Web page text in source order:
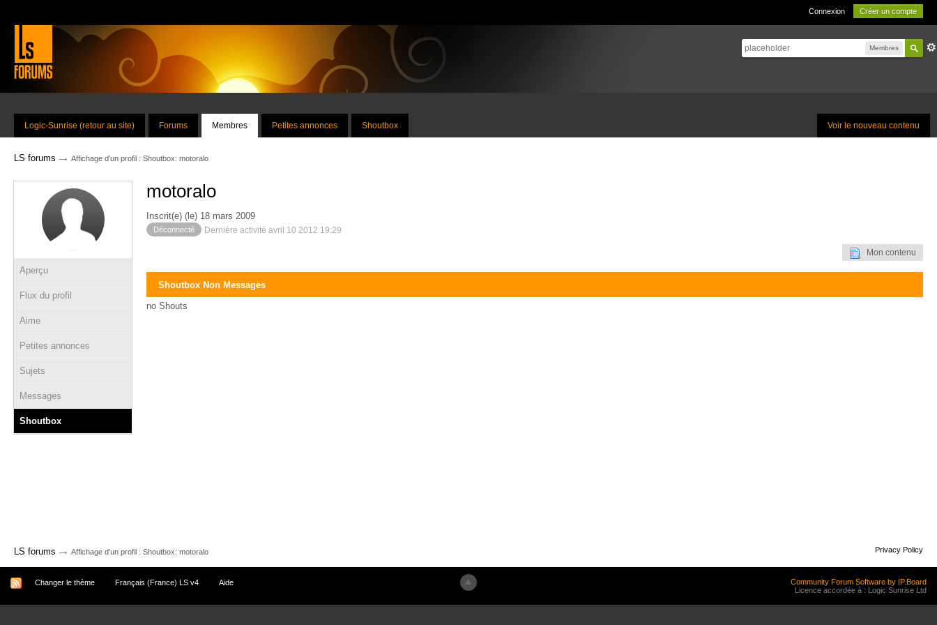
Connexion Créer un compte
Membres
Voir le nouveau contenu
Logic-Sunrise (retour au site) Forums Membres Petites annonces Shoutbox
LS forums → Affichage d'un profil : Shoutbox: motoralo
Aperçu
Flux du profil
Aime
Petites annonces
Sujets
Messages
Shoutbox
motoralo
Inscrit(e) (le) 18 mars 2009
Déconnecté Dernière activité avril 10 2012 19:29
Mon contenu
Shoutbox Non Messages
no Shouts
LS forums → Affichage d'un profil : Shoutbox: motoralo Privacy Policy
Changer le thème Français (France) LS v4 Aide
Community Forum Software by IP.Board
Licence accordée à : Logic Sunrise Ltd